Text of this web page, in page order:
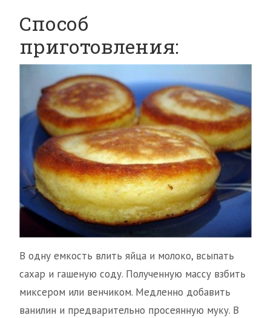
Способ
приготовления:
В одну емкость влить яйца и молоко, всыпать
сахар и гашеную соду. Полученную массу взбить
миксером или венчиком. Медленно добавить
ванилин и предварительно просеянную муку. В